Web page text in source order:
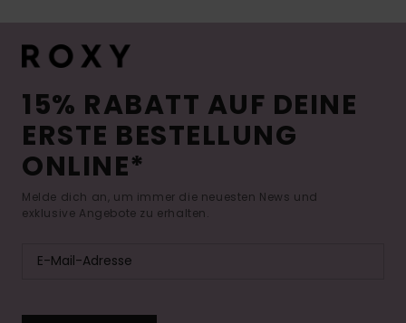
15% RABATT AUF DEINE
ERSTE BESTELLUNG
ONLINE*
Melde dich an, um immer die neuesten News und
exklusive Angebote zu erhalten.